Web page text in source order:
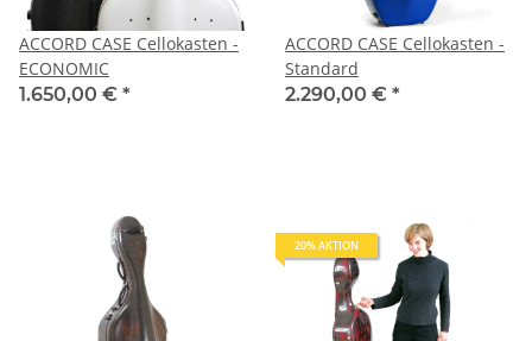
ACCORD CASE Cellokasten -
ECONOMIC
1.650,00 € *
ACCORD CASE Cellokasten -
Standard
2.290,00 € *
20% AKTION